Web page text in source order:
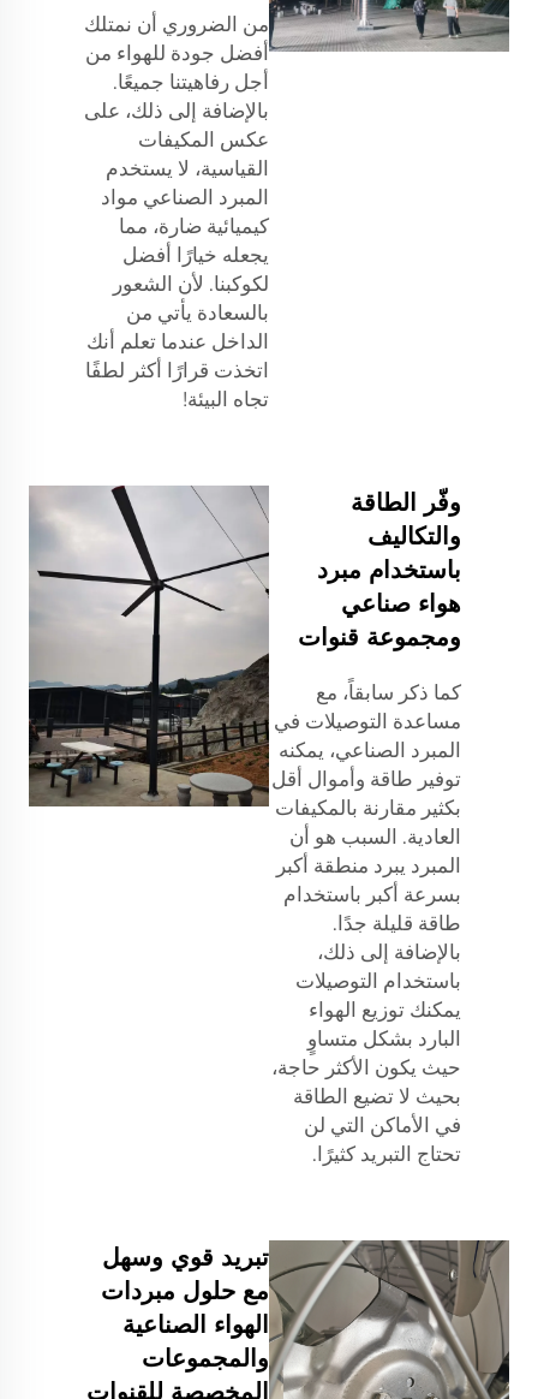
من الضروري أن نمتلك
أفضل جودة للهواء من
أجل رفاهيتنا جميعًا.
بالإضافة إلى ذلك، على
عكس المكيفات
القياسية، لا يستخدم
المبرد الصناعي مواد
كيميائية ضارة، مما
يجعله خيارًا أفضل
لكوكبنا. لأن الشعور
بالسعادة يأتي من
الداخل عندما تعلم أنك
اتخذت قرارًا أكثر لطفًا
تجاه البيئة!
وفّر الطاقة
والتكاليف
باستخدام مبرد
هواء صناعي
ومجموعة قنوات
كما ذكر سابقاً، مع
مساعدة التوصيلات في
المبرد الصناعي، يمكنه
توفير طاقة وأموال أقل
بكثير مقارنة بالمكيفات
العادية. السبب هو أن
المبرد يبرد منطقة أكبر
بسرعة أكبر باستخدام
طاقة قليلة جدًا.
بالإضافة إلى ذلك،
باستخدام التوصيلات
يمكنك توزيع الهواء
البارد بشكل متساوٍ
حيث يكون الأكثر حاجة،
بحيث لا تضيع الطاقة
في الأماكن التي لن
تحتاج التبريد كثيرًا.
تبريد قوي وسهل
مع حلول مبردات
الهواء الصناعية
والمجموعات
المخصصة للقنوات